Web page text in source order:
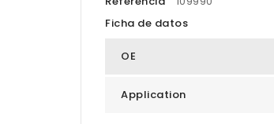
Ficha de datos
OE
Application